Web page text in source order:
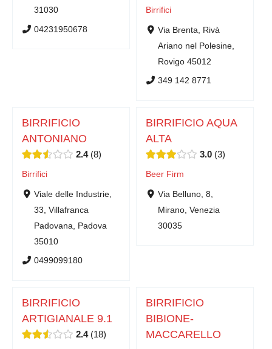
31030
04231950678
Birrifici
Via Brenta, Rivà
Ariano nel Polesine,
Rovigo 45012
349 142 8771
BIRRIFICIO
ANTONIANO
2.4 8
Birrifici
Viale delle Industrie,
33, Villafranca
Padovana, Padova
35010
0499099180
BIRRIFICIO AQUA
ALTA
3.0 3
Beer Firm
Via Belluno, 8,
Mirano, Venezia
30035
BIRRIFICIO
ARTIGIANALE 9.1
2.4 18
BIRRIFICIO
BIBIONE-
MACCARELLO